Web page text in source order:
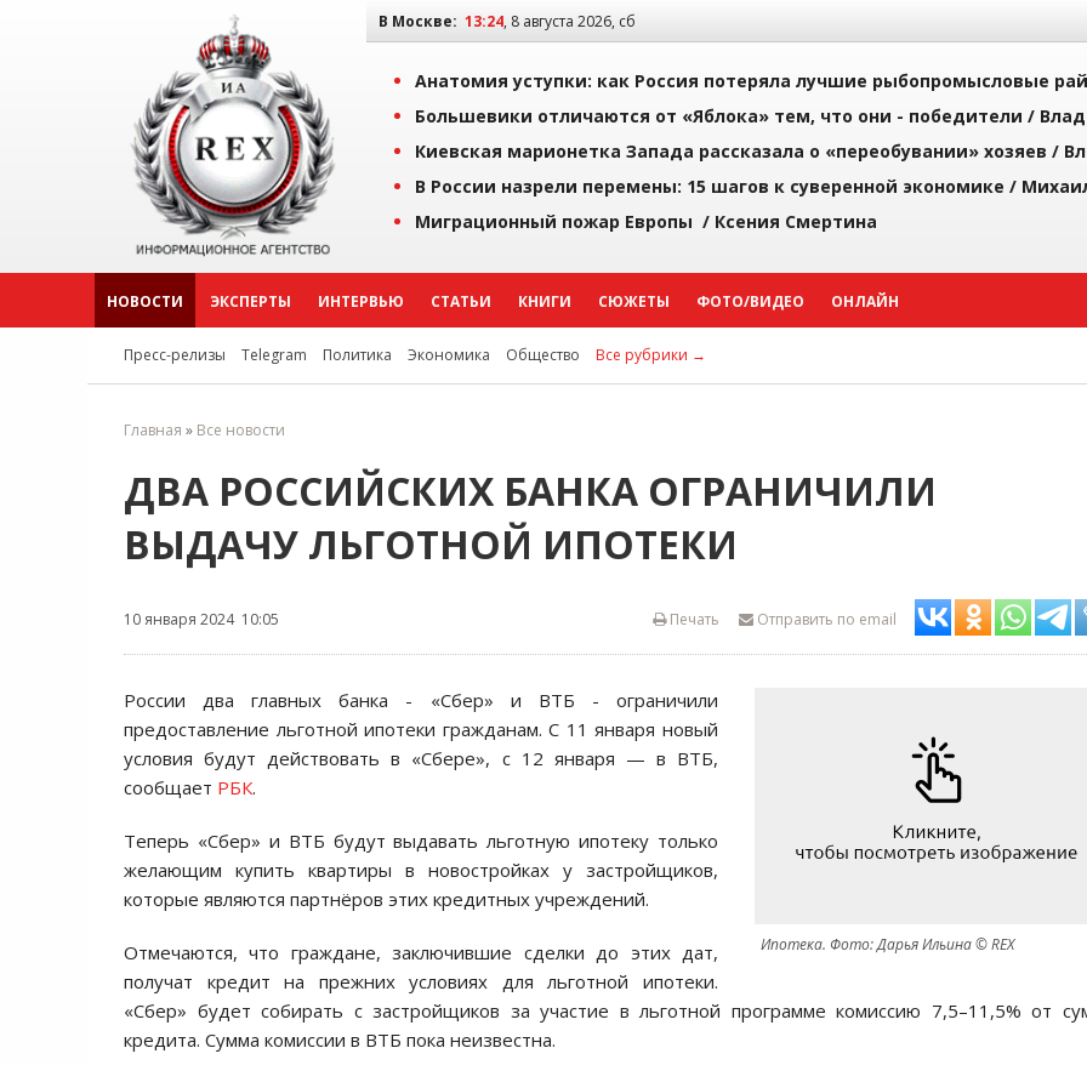
В Москве: 13:24, 8 августа 2026, сб
Анатомия уступки: как Россия потеряла лучшие рыбопромысловые
Большевики отличаются от «Яблока» тем, что они - победители /
Киевская марионетка Запада рассказала о «переобувании» хозяев /
В России назрели перемены: 15 шагов к суверенной экономике /
Миграционный пожар Европы / Ксения Смертина
НОВОСТИ ЭКСПЕРТЫ ИНТЕРВЬЮ СТАТЬИ КНИГИ СЮЖЕТЫ ФОТО/ВИДЕО ОНЛАЙН
Пресс-релизы Telegram Политика Экономика Общество Все рубрики →
Главная » Все новости
ДВА РОССИЙСКИХ БАНКА ОГРАНИЧИЛИ
ВЫДАЧУ ЛЬГОТНОЙ ИПОТЕКИ
10 января 2024 10:05 Отправить по email
Печать
Ипотека. Фото: Дарья Ильина © REX
России два главных банка - «Сбер» и ВТБ - ограничили
предоставление льготной ипотеки гражданам. С 11 января новый
условия будут действовать в «Сбере», с 12 января — в ВТБ,
сообщает РБК.
Теперь «Сбер» и ВТБ будут выдавать льготную ипотеку только
желающим купить квартиры в новостройках у застройщиков,
которые являются партнёров этих кредитных учреждений.
Отмечаются, что граждане, заключившие сделки до этих дат,
получат кредит на прежних условиях для льготной ипотеки.
«Сбер» будет собирать с застройщиков за участие в льготной программе комиссию 7,5–11,5% от
кредита. Сумма комиссии в ВТБ пока неизвестна.